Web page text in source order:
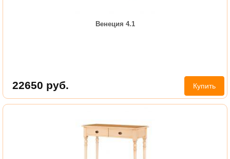
Венеция 4.1
22650 руб. Купить